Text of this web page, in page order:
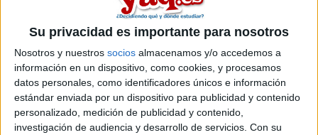
Su privacidad es importante para nosotros
Nosotros y nuestros socios almacenamos y/o accedemos a
información en un dispositivo, como cookies, y procesamos
datos personales, como identificadores únicos e información
estándar enviada por un dispositivo para publicidad y contenido
personalizado, medición de publicidad y contenido,
investigación de audiencia y desarrollo de servicios. Con su
ampliar tu búsqueda a toda España
másters en paleontología entre los que puedes elegir. Estos
estudios están asociados a la rama de Ciencias.
Presencial |Alicante
Máster Universitario en
Paleontología Aplicada
UNIVERSIDAD DE ALICANTE (Universidad Pública)
Tipo: Máster